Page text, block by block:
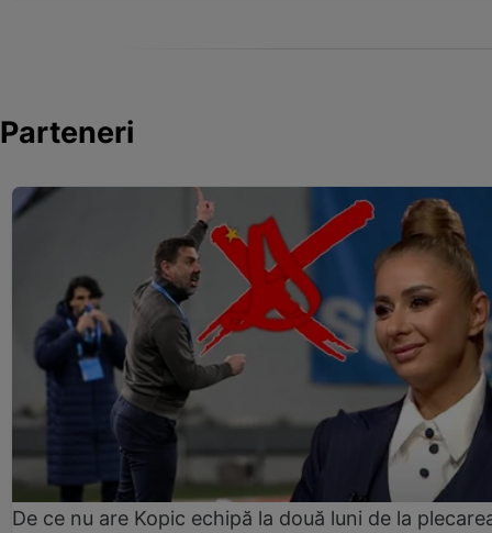
Parteneri
De ce nu are Kopic echipă la două luni de la